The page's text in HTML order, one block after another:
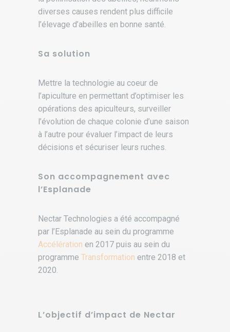
diverses causes rendent plus difficile
l’élevage d’abeilles en bonne santé.
Sa solution
Mettre la technologie au coeur de
l’apiculture en permettant d’optimiser les
opérations des apiculteurs, surveiller
l’évolution de chaque colonie d’une saison
à l’autre pour évaluer l’impact de leurs
décisions et sécuriser leurs ruches.
Son accompagnement avec
l’Esplanade
Nectar Technologies a été accompagné
par l’Esplanade au sein du programme
Accélération en 2017 puis au sein du
programme Transformation entre 2018 et
2020.
L’objectif d’impact de Nectar